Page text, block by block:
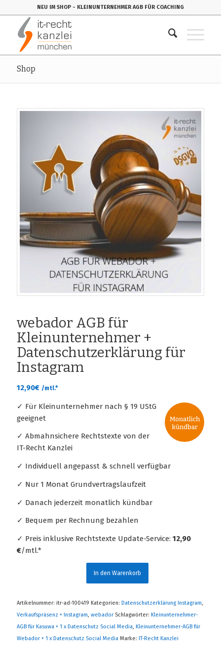
NEU IM SHOP - KLEINUNTERNEHMER AGB FÜR COACHING
Shop
webador AGB für
Kleinunternehmer +
Datenschutzerklärung für
Instagram
12,90€ /mtl.*
✓ Für Kleinunternehmer nach § 19 UStG
geeignet
✓ Abmahnsichere Rechtstexte von der
IT-Recht Kanzlei
✓ Individuell angepasst & schnell verfügbar
✓ Nur 1 Monat Grundvertragslaufzeit
✓ Danach jederzeit monatlich kündbar
✓ Bequem per Rechnung bezahlen
✓ Preis inklusive Rechtstexte Update-Service: 12,90
€/mtl.*
In den Warenkorb
Artikelnummer: itr-ad-100419 Kategorien: Datenschutzerklärung Instagram,
Verkaufspräsenz + Instagram, webador Schlagwörter: Kleinunternehmer-
AGB für Kasuwa + 1 x Datenschutz Social Media, Kleinunternehmer-AGB für
Webador + 1 x Datenschutz Social Media Marke: IT-Recht Kanzlei